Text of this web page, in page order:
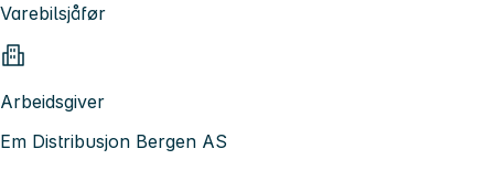
Varebilsjåfør
Arbeidsgiver
Em Distribusjon Bergen AS